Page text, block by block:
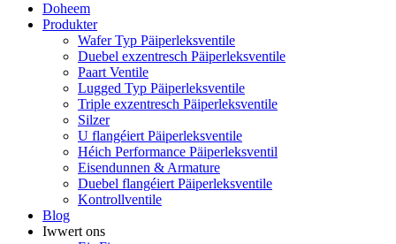
Doheem
Produkter
Wafer Typ Päiperleksventile
Duebel exzentresch Päiperleksventile
Paart Ventile
Lugged Typ Päiperleksventile
Triple exzentresch Päiperleksventile
Silzer
U flangéiert Päiperleksventile
Héich Performance Päiperleksventil
Eisendunnen & Armature
Duebel flangéiert Päiperleksventile
Kontrollventile
Blog
Iwwert ons